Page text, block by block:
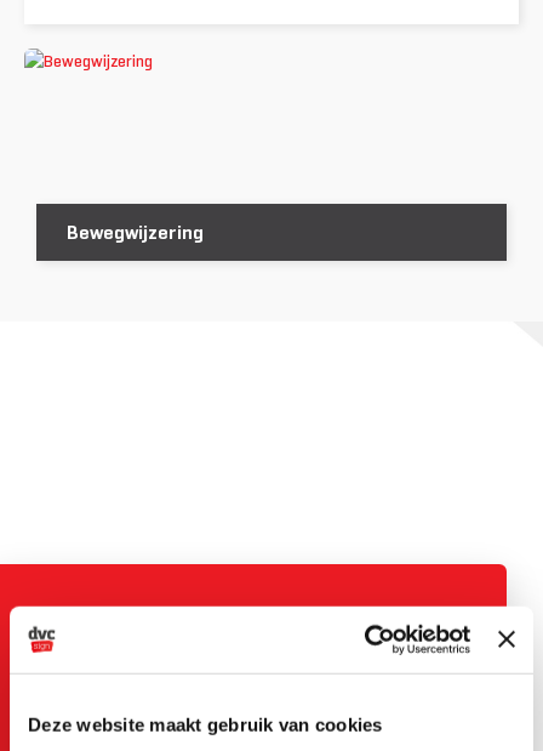
Deze website maakt gebruik van cookies
Bewegwijzering
Voor ieder project een geschikt
materiaal
Bekijk materialen en toepassingen van DVC Sign